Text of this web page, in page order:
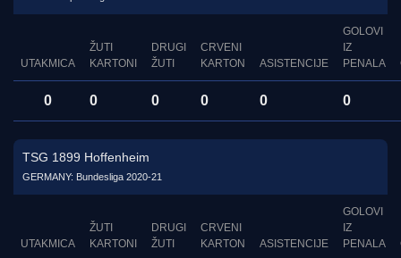
UTAKMICA
ŽUTI
KARTONI
DRUGI
ŽUTI
CRVENI
KARTON
ASISTENCIJE
GOLOVI
IZ
PENALA
0 0 0 0 0 0
TSG 1899 Hoffenheim
GERMANY: Bundesliga 2020-21
UTAKMICA
ŽUTI
KARTONI
DRUGI
ŽUTI
CRVENI
KARTON
ASISTENCIJE
GOLOVI
IZ
PENALA